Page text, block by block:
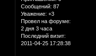
Сообщений: 87
Уважение: +3
Провел на форуме:
2 дня 3 часа
Последний визит:
2011-04-25 17:28:38